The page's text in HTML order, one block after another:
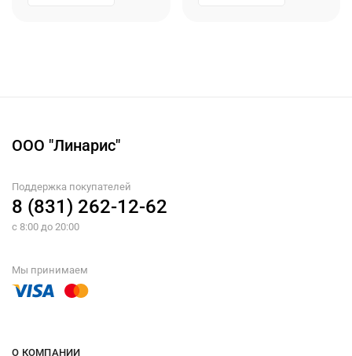
ООО "Линарис"
Поддержка покупателей
8 (831) 262-12-62
с 8:00 до 20:00
Мы принимаем
О КОМПАНИИ